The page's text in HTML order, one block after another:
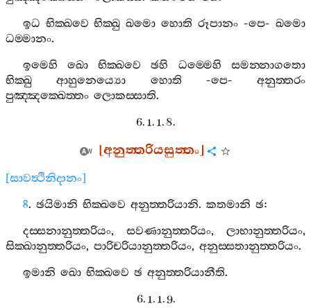
ඉධ භික‍්ඛවෙ භික‍්ඛු ඛමො හොති රූපානං -පෙ-ඛමො
ධම‍්මානං.
ඉමෙහි
ඛො භික‍්ඛවෙ ඡහි ධම‍්මෙහි
සමන‍්නාගතො
භික‍්ඛු
ආහුනෙය්‍යො හොති -පෙ- අනුත‍්තරං
පුඤ‍්ඤක‍්ඛෙත‍්තං ලොකස‍්සාති.
6. 1. 1. 8.
[අනුත‍්තරියසුත‍්තං]
[සාවත්‍ථිනිදානං]
8. ඡයිමානි භික‍්ඛවෙ අනුත‍්තරියානි. කතමානි ඡ:
දස‍්සනානුත‍්තරියං, සවණානුත‍්තරියං, ලාභානුත‍්තරියං,
සික‍්ඛානුත‍්තරියං, පාරිචරියානුත‍්තරියං, අනුස‍්සතානුත‍්තරියං.
ඉමානි ඛො භික‍්ඛවෙ ඡ අනුත‍්තරියානීති.
6. 1. 1. 9.